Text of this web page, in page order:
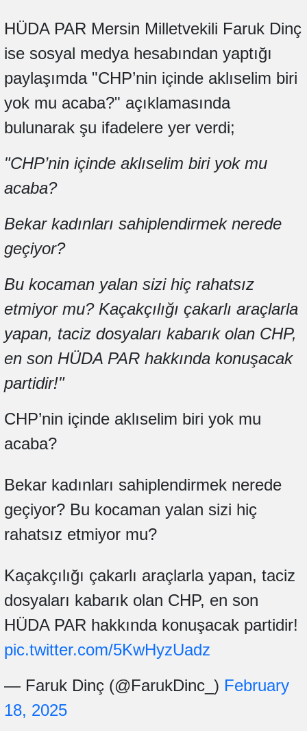
HÜDA PAR Mersin Milletvekili Faruk Dinç
ise sosyal medya hesabından yaptığı
paylaşımda "CHP’nin içinde aklıselim biri
yok mu acaba?" açıklamasında
bulunarak şu ifadelere yer verdi;
"CHP’nin içinde aklıselim biri yok mu
acaba?
Bekar kadınları sahiplendirmek nerede
geçiyor?
Bu kocaman yalan sizi hiç rahatsız
etmiyor mu? Kaçakçılığı çakarlı araçlarla
yapan, taciz dosyaları kabarık olan CHP,
en son HÜDA PAR hakkında konuşacak
partidir!"
CHP’nin içinde aklıselim biri yok mu
acaba?
Bekar kadınları sahiplendirmek nerede
geçiyor? Bu kocaman yalan sizi hiç
rahatsız etmiyor mu?
Kaçakçılığı çakarlı araçlarla yapan, taciz
dosyaları kabarık olan CHP, en son
HÜDA PAR hakkında konuşacak partidir!
pic.twitter.com/5KwHyzUadz
— Faruk Dinç (@FarukDinc_) February
18, 2025